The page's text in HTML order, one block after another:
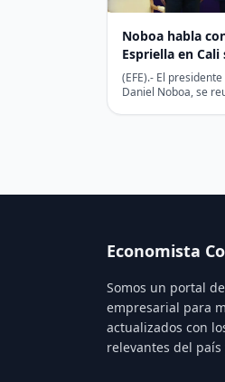
Noboa habla
Espriella en Cali
seguridad
comercio y
(EFE).- El
Daniel Noboa, se
Economista
Somos un portal
empresarial para
actualizados con
relevantes del